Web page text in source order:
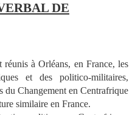
DE
à Orléans, en France, les
et des politico-militaires,
du Changement en Centrafrique
similaire en France.